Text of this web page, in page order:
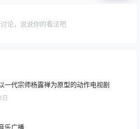
论，说说你的看法吧
一代宗师杨露禅为原型的动作电视剧
乐广播